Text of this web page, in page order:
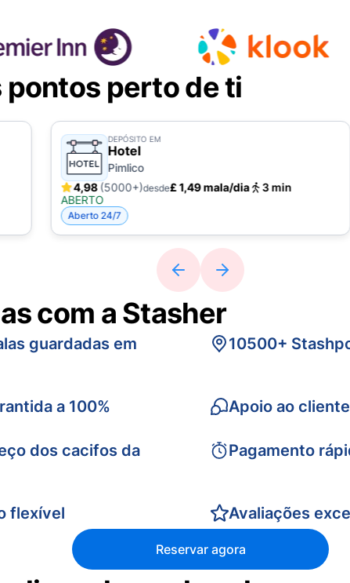
pontos perto de ti
DEPÓSITO EM
Hotel
Pimlico
4,98(5000+)desde£ 1,49 mala/dia
3 min
ABERTO
Aberto 24/7
com a Stasher
guardadas em
a 100%
dos cacifos da
flexível
10500+
Apoio ao
Pagamento
Avaliações
Reservar agora